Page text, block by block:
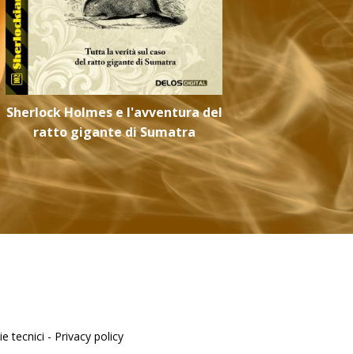
Sherlock Holmes e l'avventura del
ratto gigante di Sumatra
Come
tecnici - Privacy policy